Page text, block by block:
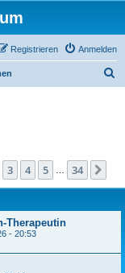
Anmelden
Registrieren
34
3 4 5 34
Therapeutin
- 20:53